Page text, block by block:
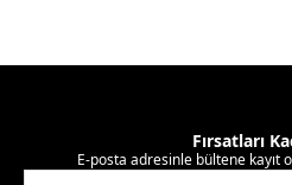
Fırsatları
E-posta adresinle bültene kayıt